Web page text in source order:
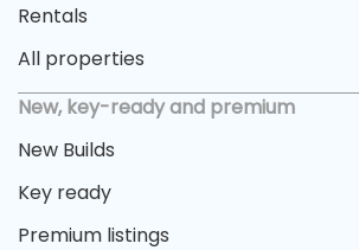
Rentals
All properties
New, key-ready and premium
New Builds
Key ready
Premium listings